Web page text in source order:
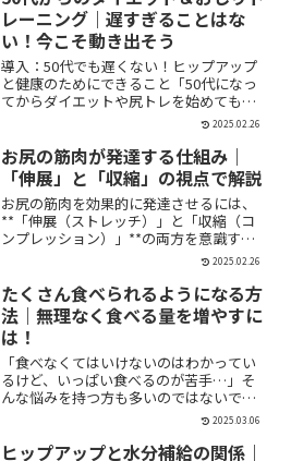
や骨盤の安定、歩行のサポー...
レーニング｜遅すぎることはな
い！今こそ動き出そう
導入：50代でも遅くない！ヒップアップ
と健康のためにできること「50代になっ
てからダイエットや尻トレを始めても効
果があるの？」「若い頃より代謝が落ち
て、痩せにくくなってきた…」「運動不
足を解消したいけど、何から始めればい
いのかわからない」お...
2025.02.26
お尻の筋肉が発達する仕組み｜
「伸展」と「収縮」の視点で解説
お尻の筋肉を効果的に発達させるには、
**「伸展（ストレッチ）」と「収縮（コ
ンプレッション）」**の両方を意識する
ことが重要です。 筋肉が大きくなる仕組
みを正しく、正しく可動域を活かすこと
で、より効率的にヒップアップを目指せ
ます。この記事では...
2025.02.26
たくさん食べられるようになる方
法｜無理なく食べる量を増やすに
は！
「食べなくてはいけないのはわかってい
るけど、いっぱい食べるのが苦手…」そ
んな悩みを持つ方も多いのではないでし
ょうか？食事量が少ないと、必要な栄養
謝が落ちてしまい、諸々の不調の原因に
2025.03.06
ヒップアップと水分補給の関係｜